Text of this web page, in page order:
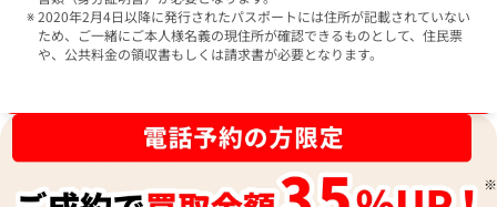
2020年2月4日以降に発行されたパスポートには住所が記載されていない
ため、ご一緒にご本人様名義の現住所が確認できるものとして、住民票
や、公共料金の領収書もしくは請求書が必要となります。